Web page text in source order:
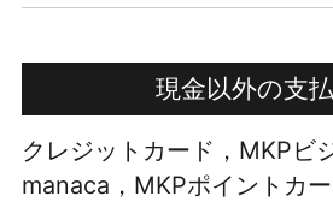
現金以外の支
クレジットカード，MKPビ
manaca，MKPポイントカ